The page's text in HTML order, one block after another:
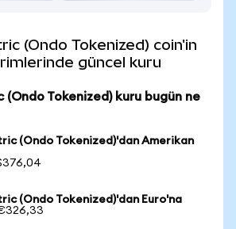
(Ondo Tokenized) coin'in
güncel kuru
Tokenized) kuru bugün ne
(Ondo Tokenized)'dan Amerikan
(Ondo Tokenized)'dan Euro'na